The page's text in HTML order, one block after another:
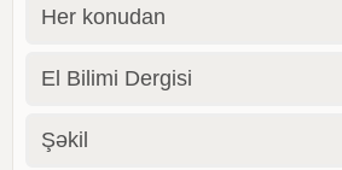
Her konudan
El Bilimi Dergisi
Şəkil